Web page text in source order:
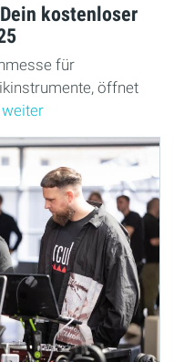
kostenloser
für
öffnet
weiter